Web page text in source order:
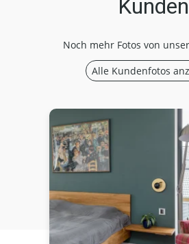
Kunden
Noch mehr Fotos von
Alle Kundenfotos